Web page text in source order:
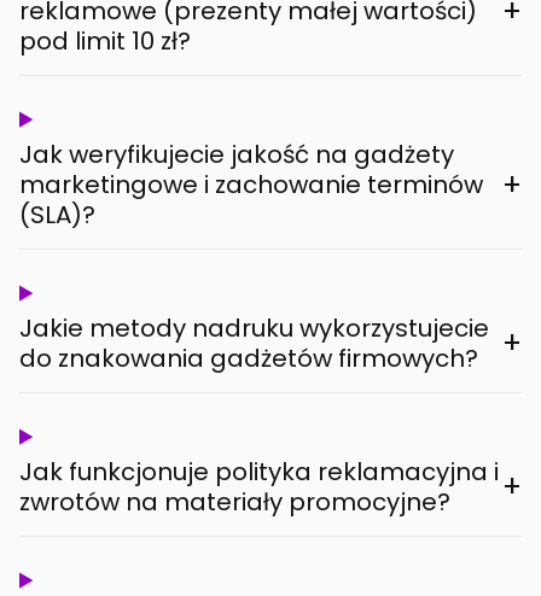
reklamowe (prezenty małej wartości)
pod limit 10 zł?
+
Jak weryfikujecie jakość na gadżety
marketingowe i zachowanie terminów
(SLA)?
+
Jakie metody nadruku wykorzystujecie
do znakowania gadżetów firmowych?
+
Jak funkcjonuje polityka reklamacyjna i
zwrotów na materiały promocyjne?
+